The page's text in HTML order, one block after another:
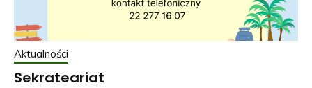
Aktualności
Sekrateariat